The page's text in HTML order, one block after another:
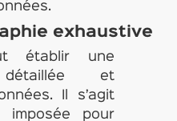
exhaustive
établir une
détaillée et
Il s’agit
imposée pour